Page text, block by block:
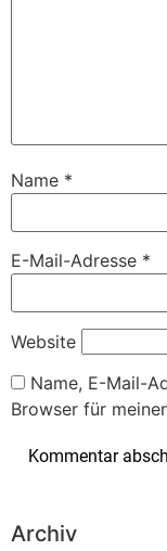
Name *
E-Mail-Adresse *
Website
Name, E-Mail-
Browser für
Archiv